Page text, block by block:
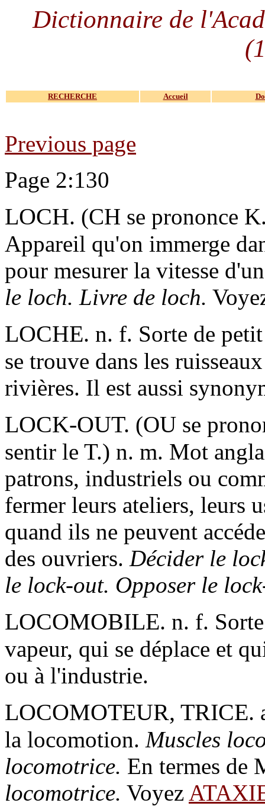
Dictionnaire de
RECHERCHE Accueil
Previous page
Page 2:130
LOCH. (CH se prononce
Appareil qu'on immerge
pour mesurer la vitesse
le loch. Livre de loch.
LOCHE. n. f. Sorte de
se trouve dans les
rivières. Il est aussi
LOCK-OUT. (OU se
sentir le T.) n. m. Mot
patrons, industriels ou
fermer leurs ateliers, leurs
quand ils ne peuvent
des ouvriers. Décider le
le lock-out. Opposer le
LOCOMOBILE. n. f.
vapeur, qui se déplace et
ou à l'industrie.
LOCOMOTEUR, TRICE.
la locomotion. Muscles
locomotrice. En termes de
locomotrice. Voyez